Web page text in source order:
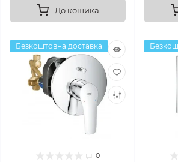
До кошика
Безкоштовна доставка
0